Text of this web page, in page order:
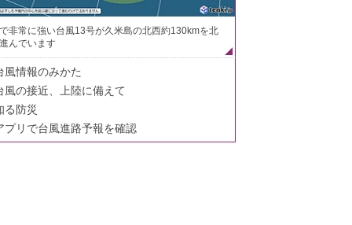
非常に強い台風13号が久米島の北西約130kmを北
んでいます
風情報のみかた
風の接近、上陸に備えて
る防災
プリで台風進路予報を確認